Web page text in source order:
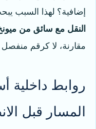
إضافية؟ لهذا السبب
النقل مع سائق من
مقارنة، لا كرقم
روابط داخلية
المسار قبل